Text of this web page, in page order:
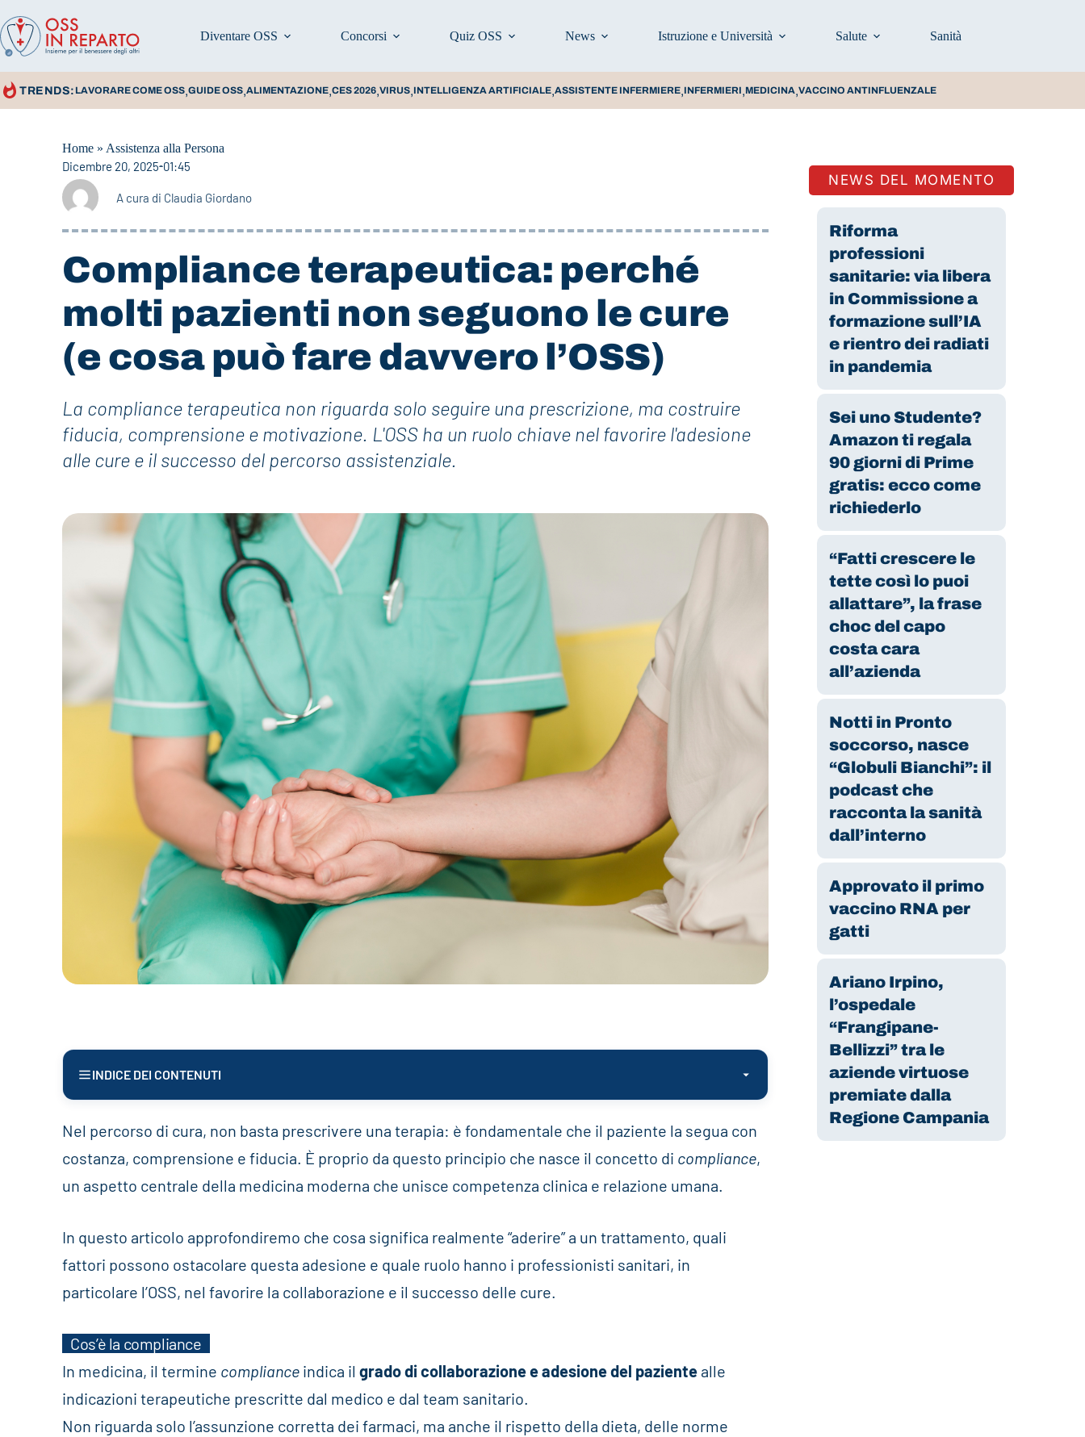
Diventare OSS Concorsi Quiz OSS News Istruzione e Università Salute Sanità
TRENDS: LAVORARE COME OSS,GUIDE OSS,ALIMENTAZIONE,CES 2026,VIRUS,INTELLIGENZA ARTIFICIALE,ASSISTENTE INFERMIERE,INFERMIERI,MEDICINA,VACCINO ANTINFLUENZALE
Home » Assistenza alla Persona
Dicembre 20, 2025 01:45
A cura di Claudia Giordano
Compliance terapeutica: perché
molti pazienti non seguono le cure
(e cosa può fare davvero l’OSS)
La compliance terapeutica non riguarda solo seguire una prescrizione, ma costruire
fiducia, comprensione e motivazione. L'OSS ha un ruolo chiave nel favorire l'adesione
alle cure e il successo del percorso assistenziale.
INDICE DEI CONTENUTI
Nel percorso di cura, non basta prescrivere una terapia: è fondamentale che il paziente la segua con
costanza, comprensione e fiducia. È proprio da questo principio che nasce il concetto di compliance,
un aspetto centrale della medicina moderna che unisce competenza clinica e relazione umana.
In questo articolo approfondiremo che cosa significa realmente “aderire” a un trattamento, quali
fattori possono ostacolare questa adesione e quale ruolo hanno i professionisti sanitari, in
particolare l’OSS, nel favorire la collaborazione e il successo delle cure.
Cos’è la compliance
In medicina, il termine compliance indica ilgrado di collaborazione e adesione del paziente alle
indicazioni terapeutiche prescritte dal medico e dal team sanitario.
Non riguarda solo l’assunzione corretta dei farmaci, ma anche il rispetto della dieta, delle norme
NEWS DEL MOMENTO
Riforma
professioni
sanitarie: via libera
in Commissione a
formazione sull’IA
e rientro dei radiati
in pandemia
Sei uno Studente?
Amazon ti regala
90 giorni di Prime
gratis: ecco come
richiederlo
“Fatti crescere le
tette così lo puoi
allattare”, la frase
choc del capo
costa cara
all’azienda
Notti in Pronto
soccorso, nasce
“Globuli Bianchi”: il
podcast che
racconta la sanità
dall’interno
Approvato il primo
vaccino RNA per
gatti
Ariano Irpino,
l’ospedale
“Frangipane-
Bellizzi” tra le
aziende virtuose
premiate dalla
Regione Campania